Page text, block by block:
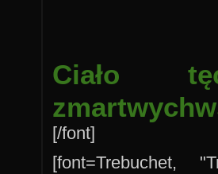
Ciało
[/font]
[font=Trebuchet,